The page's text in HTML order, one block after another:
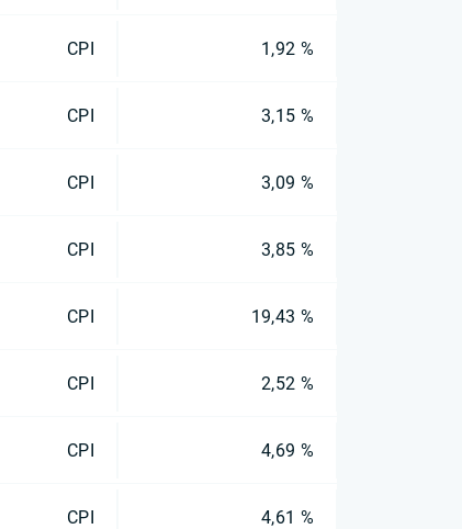
CPI 1,92 %
CPI 3,15 %
CPI 3,09 %
CPI 3,85 %
CPI 19,43 %
CPI 2,52 %
CPI 4,69 %
CPI 4,61 %